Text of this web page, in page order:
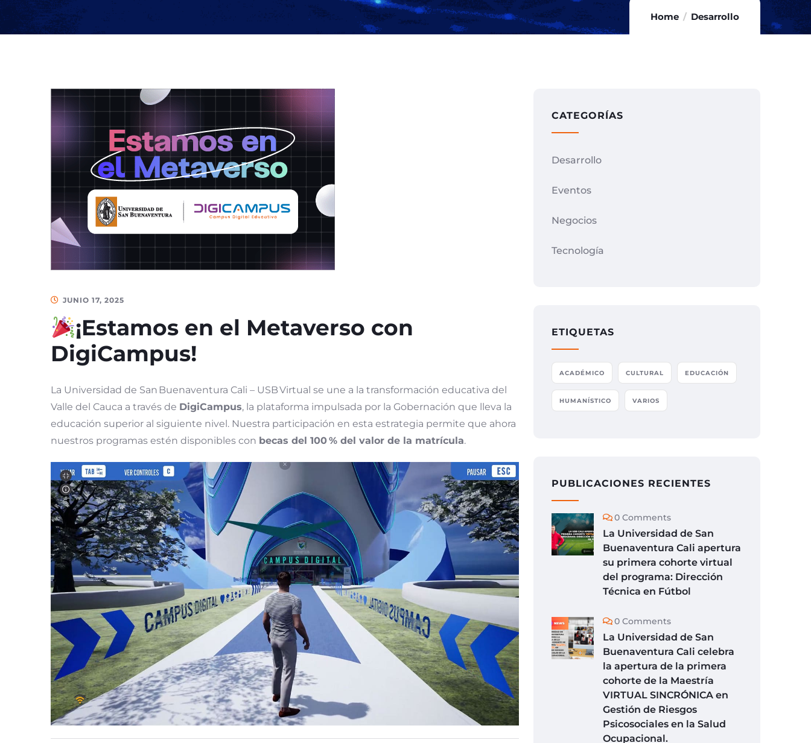
Home Desarrollo
JUNIO 17, 2025
¡Estamos en el Metaverso con
DigiCampus!
La Universidad de San Buenaventura Cali – USB Virtual se une a la transformación educativa del
Valle del Cauca a través de DigiCampus, la plataforma impulsada por la Gobernación que lleva la
educación superior al siguiente nivel. Nuestra participación en esta estrategia permite que ahora
nuestros programas estén disponibles con becas del 100% del valor de la matrícula.
CATEGORÍAS
Desarrollo
Eventos
Negocios
Tecnología
ETIQUETAS
ACADÉMICO CULTURAL EDUCACIÓN
HUMANÍSTICO VARIOS
PUBLICACIONES RECIENTES
0 Comments
La Universidad de San
Buenaventura Cali apertura
su primera cohorte virtual
del programa: Dirección
Técnica en Fútbol
0 Comments
La Universidad de San
Buenaventura Cali celebra
la apertura de la primera
cohorte de la Maestría
VIRTUAL SINCRÓNICA en
Gestión de Riesgos
Psicosociales en la Salud
Ocupacional.